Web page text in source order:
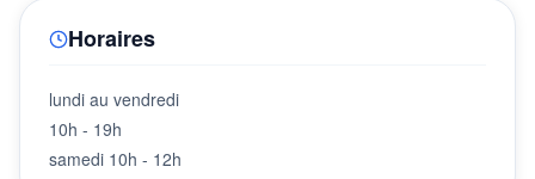
Horaires
lundi au vendredi
10h - 19h
samedi 10h - 12h